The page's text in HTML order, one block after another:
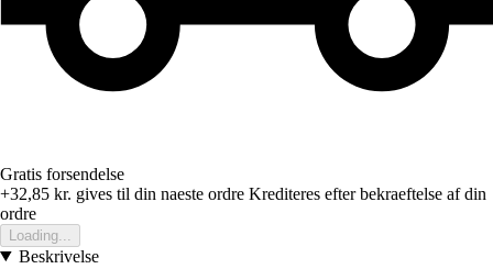
Gratis forsendelse
+32,85 kr. gives til din naeste ordre Krediteres efter bekraeftelse af din
ordre
Loading...
Beskrivelse